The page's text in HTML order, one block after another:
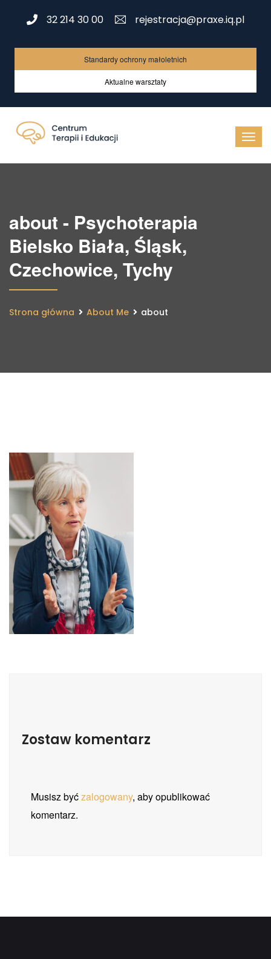
32 214 30 00 rejestracja@praxe.iq.pl
Standardy ochrony małoletnich
Aktualne warsztaty
about - Psychoterapia
Bielsko Biała, Śląsk,
Czechowice, Tychy
Strona główna About Me about
Zostaw komentarz
Musisz byćzalogowany, aby opublikować
komentarz.